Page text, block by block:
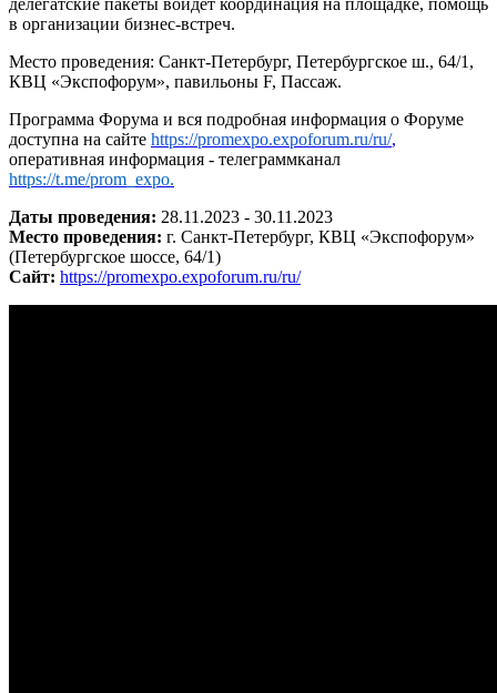
в организации бизнес-встреч.
Место проведения: Санкт-Петербург, Петербургское ш., 64/1,
КВЦ «Экспофорум», павильоны F, Пассаж.
Программа Форума и вся подробная информация о Форуме
доступна на сайте https://promexpo.expoforum.ru/ru/,
оперативная информация - телеграммканал
https://t.me/prom expo.
Даты проведения: 28.11.2023 - 30.11.2023
Место проведения: г. Санкт-Петербург, КВЦ «Экспофорум»
(Петербургское шоссе, 64/1)
Сайт: https://promexpo.expoforum.ru/ru/